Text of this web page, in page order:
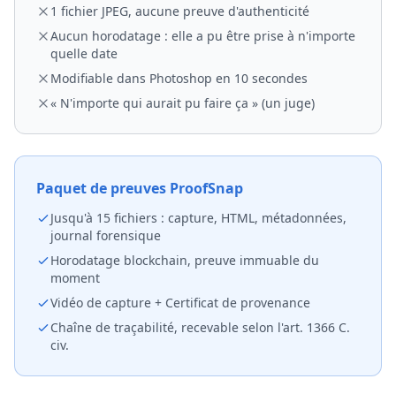
1 fichier JPEG, aucune preuve d'authenticité
Aucun horodatage : elle a pu être prise à n'importe
quelle date
Modifiable dans Photoshop en 10 secondes
« N'importe qui aurait pu faire ça » (un juge)
Paquet de preuves ProofSnap
Jusqu'à 15 fichiers : capture, HTML, métadonnées,
journal forensique
Horodatage blockchain, preuve immuable du
moment
Vidéo de capture + Certificat de provenance
Chaîne de traçabilité, recevable selon l'art. 1366 C.
civ.